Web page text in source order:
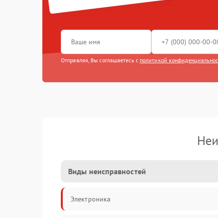
Отправляя, Вы соглашаетесь с политикой
Виды неисправностей
Электроника